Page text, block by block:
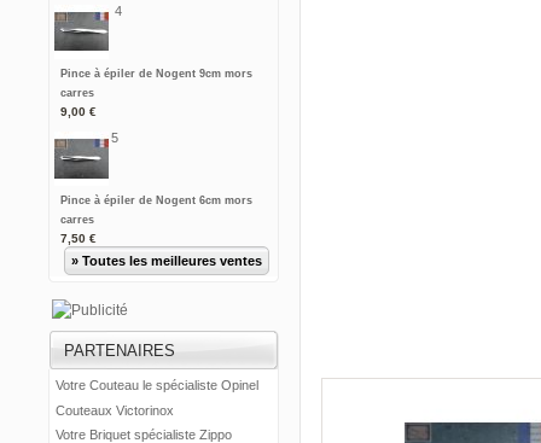
4
Pince à épiler de Nogent 9cm mors
carres
9,00 €
5
Pince à épiler de Nogent 6cm mors
carres
7,50 €
» Toutes les meilleures ventes
PARTENAIRES
Votre Couteau le spécialiste Opinel
Couteaux Victorinox
Votre Briquet spécialiste Zippo